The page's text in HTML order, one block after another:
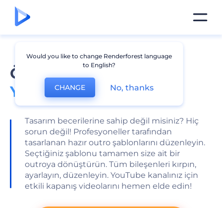
Özel Bir Kapanış İçin
YouTube Outro Aracı
Tasarım becerilerine sahip değil misiniz? Hiç
sorun değil! Profesyoneller tarafından
tasarlanan hazır outro şablonlarını düzenleyin.
Seçtiğiniz şablonu tamamen size ait bir
outroya dönüştürün. Tüm bileşenleri kırpın,
ayarlayın, düzenleyin. YouTube kanalınız için
etkili kapanış videolarını hemen elde edin!
Would you like to change Renderforest language
to English?
CHANGE No, thanks